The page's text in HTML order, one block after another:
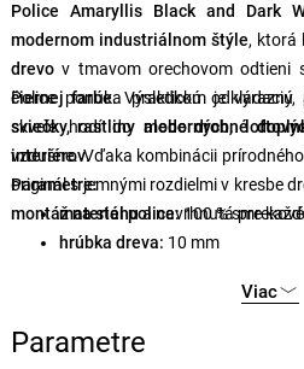
Police Amaryllis Black and Dark
modernom industriálnom štýle, ktorá
drevov tmavom orechovom odtieni
čiernej farbe. Výsledkom je
skvele hodí do moderných,
interiérov.
Police ponúka praktickú
sviečky, rastliny alebo drobné
vzdušne. Vďaka kombinácii
originál s jemnými rozdielmi v kresbe
montáž na stenua navrhnutá pre
Parametre:
materiál police:100 %
hrúbka dreva: 10 mm
čierna / tmavý orech
šírka:60 cm
Viac
Parametre